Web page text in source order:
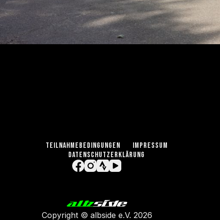
TEILNAHMEBEDINGUNGEN
IMPRESSUM
DATENSCHUTZERKLÄRUNG
Copyright © albside e.V. 2026